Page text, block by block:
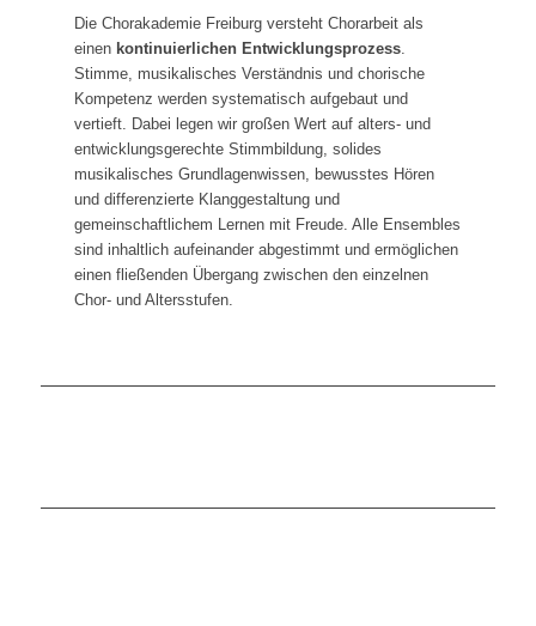
Die Chorakademie Freiburg versteht Chorarbeit als
einen kontinuierlichen Entwicklungsprozess.
Stimme, musikalisches Verständnis und chorische
Kompetenz werden systematisch aufgebaut und
vertieft. Dabei legen wir großen Wert auf alters- und
entwicklungs­gerechte Stimmbildung, solides
musikalisches Grundlagenwissen, bewusstes Hören
und differenzierte Klanggestaltung und
gemeinschaftlichem Lernen mit Freude. Alle Ensembles
sind inhaltlich aufeinander abgestimmt und ermöglichen
einen fließenden Übergang zwischen den einzelnen
Chor- und Altersstufen.